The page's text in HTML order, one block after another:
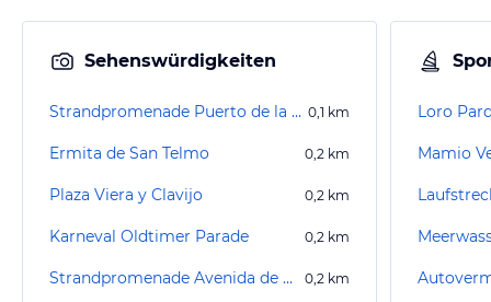
Sehenswürdigkeiten
Strandpromenade Puerto de la Cruz 0,1 km
Ermita de San Telmo 0,2 km
Plaza Viera y Clavijo 0,2 km
Karneval Oldtimer Parade 0,2 km
Strandpromenade Avenida de Cristobal de Colón 0,2 km
Loro
Mamio